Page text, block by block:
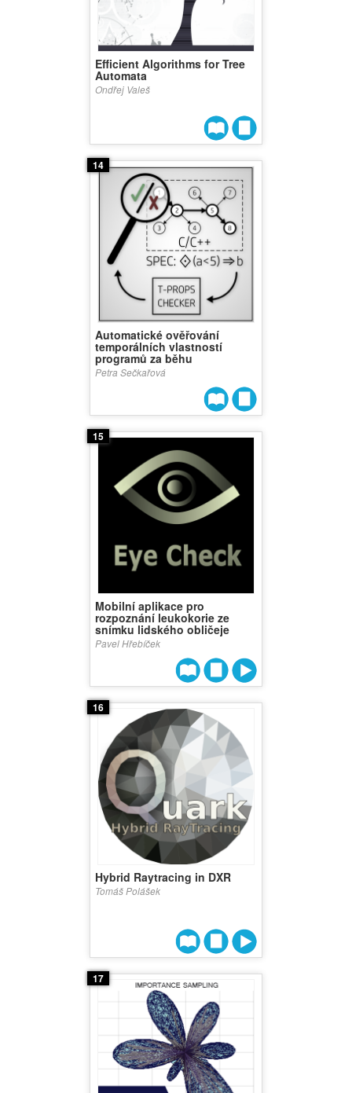
Efficient Algorithms for Tree
Automata
Ondřej Valeš
14
Automatické ověřování
temporálních vlastností
programů za běhu
Petra Sečkařová
15
Mobilní aplikace pro
rozpoznání leukokorie ze
snímku lidského obličeje
Pavel Hřebíček
16
Hybrid Raytracing in DXR
Tomáš Polášek
17